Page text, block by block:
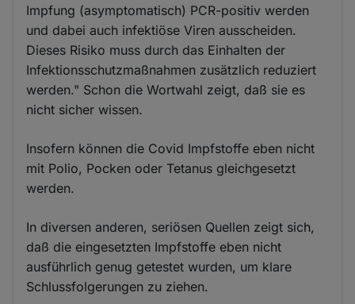
Impfung (asymptomatisch) PCR-positiv werden
und dabei auch infektiöse Viren ausscheiden.
Dieses Risiko muss durch das Einhalten der
Infektionsschutzmaßnahmen zusätzlich reduziert
werden." Schon die Wortwahl zeigt, daß sie es
nicht sicher wissen.
Insofern können die Covid Impfstoffe eben nicht
mit Polio, Pocken oder Tetanus gleichgesetzt
werden.
In diversen anderen, seriösen Quellen zeigt sich,
daß die eingesetzten Impfstoffe eben nicht
ausführlich genug getestet wurden, um klare
Schlussfolgerungen zu ziehen.